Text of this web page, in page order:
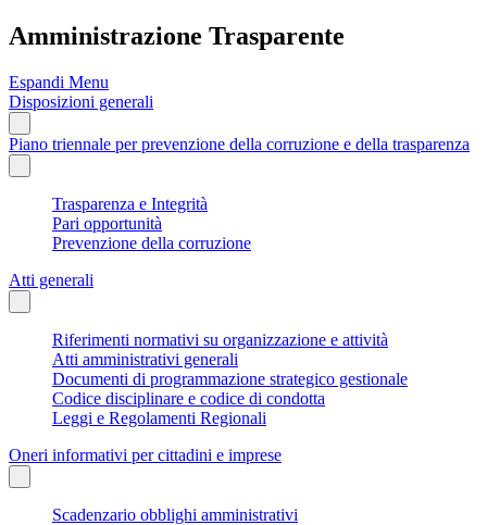
Amministrazione Trasparente
Espandi Menu
Disposizioni generali
Piano triennale per prevenzione della corruzione e della trasparenza
Trasparenza e Integrità
Pari opportunità
Prevenzione della corruzione
Atti generali
Riferimenti normativi su organizzazione e attività
Atti amministrativi generali
Documenti di programmazione strategico gestionale
Codice disciplinare e codice di condotta
Leggi e Regolamenti Regionali
Oneri informativi per cittadini e imprese
Scadenzario obblighi amministrativi